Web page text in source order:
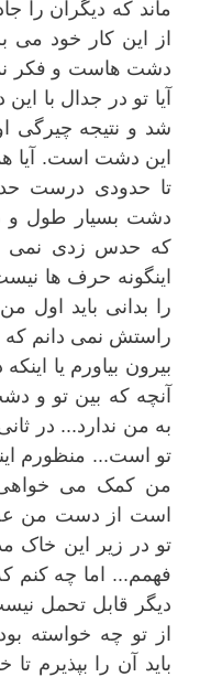
ماند که دیگران را
از این کار خود می
دشت هاست و فکر نمی
آیا تو در جدال با
شد و نتیجه چیرگی
این دشت است. آیا
تا حدودی درست
دشت بسیار طول و
که حدس زدی نمی
اینگونه حرف ها
را بدانی باید اول من
راستش نمی دانم که چه
بیرون بیاورم یا
آنچه که بین تو و
به من ندارد... در
تو است... منظورم
من کمک می خواهی
است از دست من
تو در زیر این خاک
فهمم... اما چه کنم
دیگر قابل تحمل
از تو چه خواسته
باید آن را بپذیرم تا